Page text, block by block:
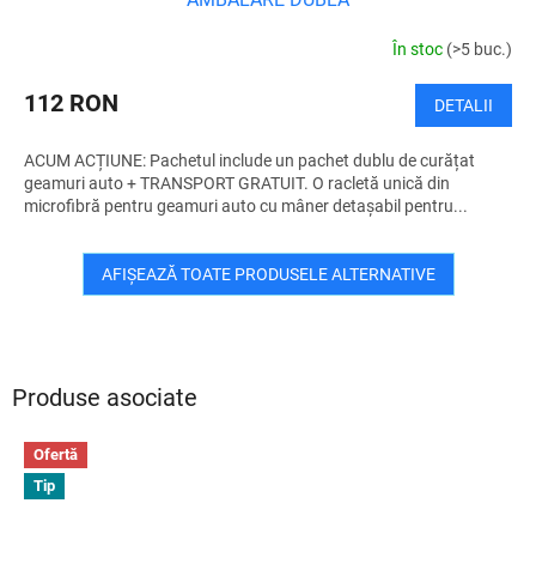
Produse asociate
Ofertă
Tip
T
U
I
În stoc (>5 buc.)
112 RON DETALII
ACUM ACȚIUNE: Pachetul include un pachet dublu de curățat
geamuri auto + TRANSPORT GRATUIT. O racletă unică din
microfibră pentru geamuri auto cu mâner detașabil pentru...
AFIŞEAZĂ TOATE PRODUSELE ALTERNATIVE